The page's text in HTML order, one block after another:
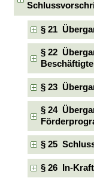
§ 21
§ 22
§ 23
§ 24
§ 25
§ 26 In-